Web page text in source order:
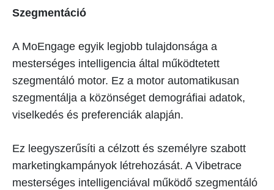
Szegmentáció
A MoEngage egyik legjobb tulajdonsága a
mesterséges intelligencia által működtetett
szegmentáló motor. Ez a motor automatikusan
szegmentálja a közönséget demográfiai adatok,
viselkedés és preferenciák alapján.
Ez leegyszerűsíti a célzott és személyre szabott
marketingkampányok létrehozását. A Vibetrace
mesterséges intelligenciával működő szegmentáló